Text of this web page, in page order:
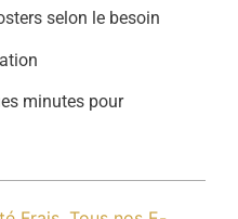
selon le besoin
minutes pour